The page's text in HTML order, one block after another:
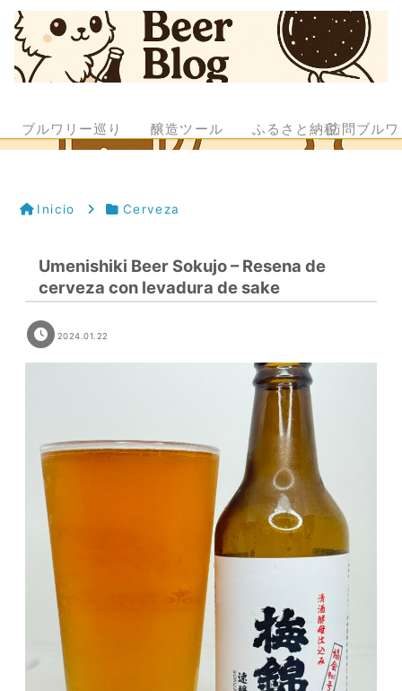
ブルワリー巡り 醸造ツール ふるさと納税訪問ブル
Inicio Cerveza
Umenishiki Beer Sokujo – Resena de
cerveza con levadura de sake
2024.01.22